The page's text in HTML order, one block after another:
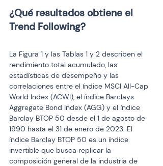
¿Qué resultados obtiene el
Trend Following?
La Figura 1 y las Tablas 1 y 2 describen el
rendimiento total acumulado, las
estadísticas de desempeño y las
correlaciones entre el índice MSCI All-Cap
World Index (ACWI), el índice Barclays
Aggregate Bond Index (AGG) y el índice
Barclay BTOP 50 desde el 1 de agosto de
1990 hasta el 31 de enero de 2023. El
índice Barclay BTOP 50 es un índice
invertible que busca replicar la
composición general de la industria de